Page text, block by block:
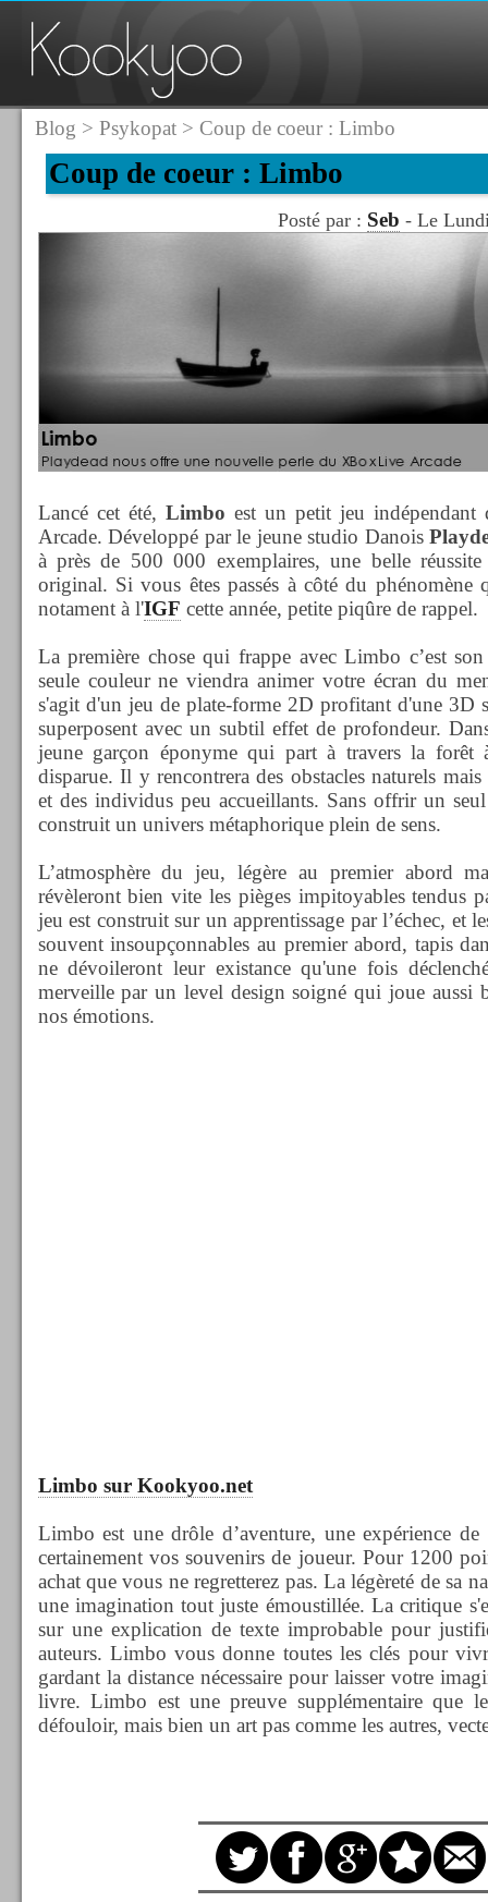
Blog > Psykopat> Coup de coeur : Limbo
Coup de coeur : Limbo
Posté par : Seb - Le
Lancé cet été, Limbo est un petit jeu
Arcade. Développé par le jeune studio Danois
à près de 500 000 exemplaires, une belle
original. Si vous êtes passés à côté du
notament à l'IGF cette année, petite piqûre de rappel.
La première chose qui frappe avec Limbo c’est
seule couleur ne viendra animer votre écran du
s'agit d'un jeu de plate-forme 2D profitant d'une 3D
superposent avec un subtil effet de profondeur.
jeune garçon éponyme qui part à travers la forêt
disparue. Il y rencontrera des obstacles naturels
et des individus peu accueillants. Sans offrir un
construit un univers métaphorique plein de sens.
L’atmosphère du jeu, légère au premier abord
révèleront bien vite les pièges impitoyables tendus
jeu est construit sur un apprentissage par l’échec, et
souvent insoupçonnables au premier abord, tapis
ne dévoileront leur existance qu'une fois
merveille par un level design soigné qui joue aussi
nos émotions.
Limbo sur Kookyoo.net
Limbo est une drôle d’aventure, une expérience
certainement vos souvenirs de joueur. Pour 1200
achat que vous ne regretterez pas. La légèreté de sa
une imagination tout juste émoustillée. La critique
sur une explication de texte improbable pour
auteurs. Limbo vous donne toutes les clés pour
gardant la distance nécessaire pour laisser votre
livre. Limbo est une preuve supplémentaire que
défouloir, mais bien un art pas comme les autres,